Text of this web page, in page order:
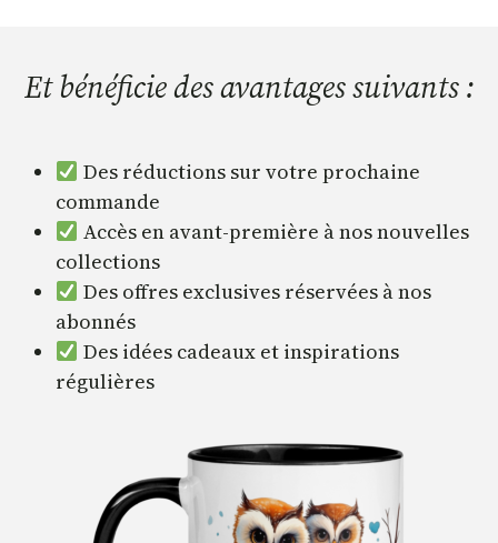
Et bénéficie des avantages suivants :
Des réductions sur votre prochaine
commande
Accès en avant-première à nos nouvelles
collections
Des offres exclusives réservées à nos
abonnés
Des idées cadeaux et inspirations
régulières